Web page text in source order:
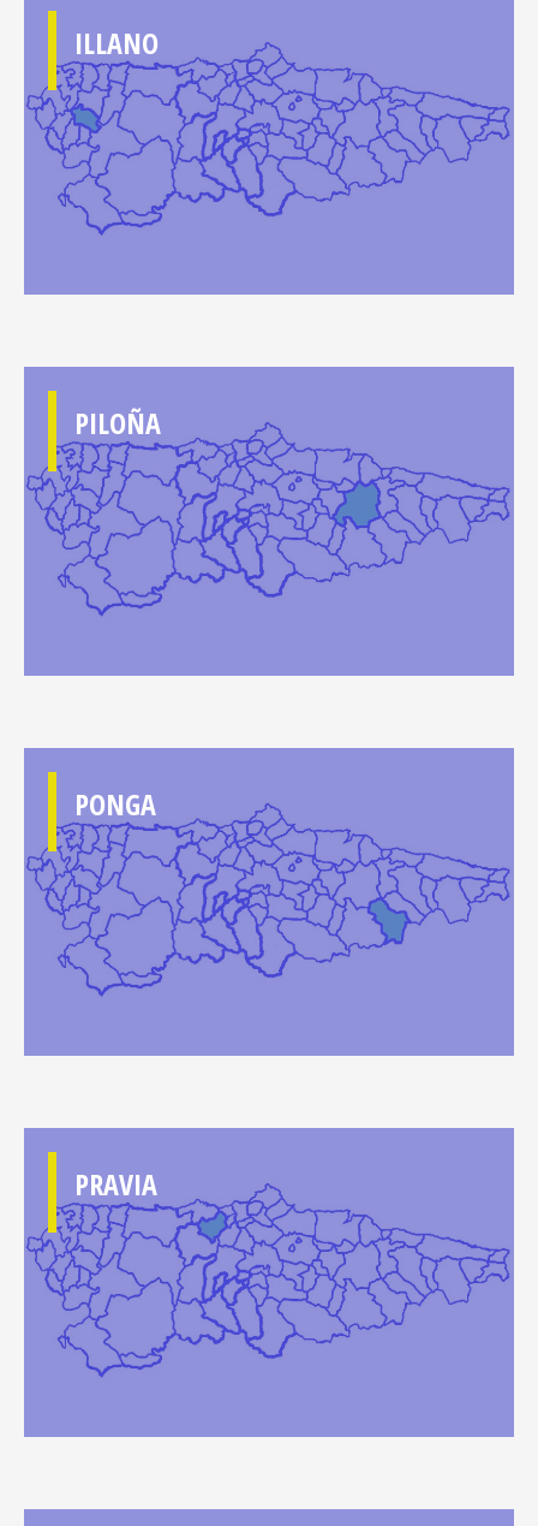
ILLANO
PILOÑA
PONGA
PRAVIA